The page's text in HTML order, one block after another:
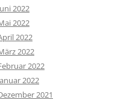
2022
2022
2022
2022
2022
2022
2021